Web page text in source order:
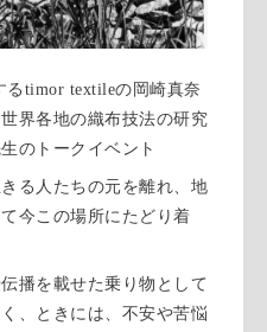
るtimor textileの岡崎真奈
界各地の織布技法の研究
のトークイベント
る人たちの元を離れ、地
今この場所にたどり着
播を載せた乗り物として
、ときには、不安や苦悩